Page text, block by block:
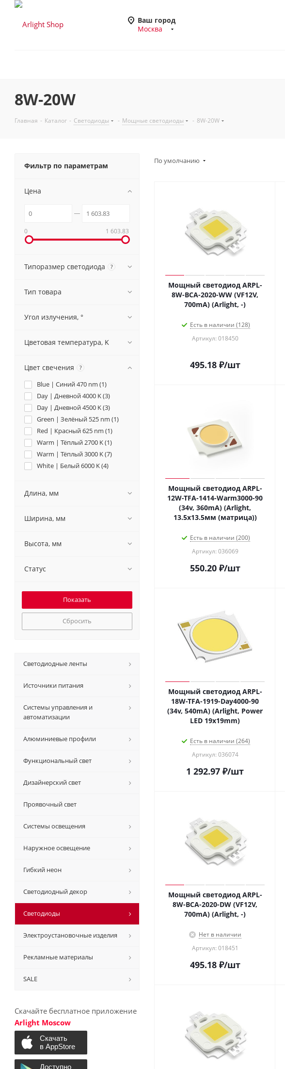
Ваш город
Москва
8W-20W
Главная - Каталог - Светодиоды - Мощные светодиоды - 8W-20W
По умолчанию
Мощный светодиод ARPL-
8W-BCA-2020-WW (VF12V,
700mA) (Arlight, -)
Есть в наличии (128)
Артикул: 018450
495.18₽/шт
Мощный светодиод ARPL-
12W-TFA-1414-Warm3000-90
(34v, 360mA) (Arlight,
13.5х13.5мм (матрица))
Есть в наличии (200)
Артикул: 036069
550.20₽/шт
Мощный светодиод ARPL-
18W-TFA-1919-Day4000-90
(34v, 540mA) (Arlight, Power
LED 19х19mm)
Есть в наличии (264)
Артикул: 036074
1 292.97 ₽/шт
Мощный светодиод ARPL-
8W-BCA-2020-DW (VF12V,
700mA) (Arlight, -)
Нет в наличии
Артикул: 018451
495.18₽/шт
Фильтр по параметрам
Цена
0 1 603.83
Типоразмер светодиода ?
Тип товара
Угол излучения, °
Цветовая температура, K
Цвет свечения ?
Blue | Синий 470 nm (1)
Day | Дневной 4000 K (3)
Day | Дневной 4500 K (3)
Green | Зелёный 525 nm (1)
Red | Красный 625 nm (1)
Warm | Тёплый 2700 K (1)
Warm | Тёплый 3000 K (7)
White | Белый 6000 K (4)
Длина, мм
Ширина, мм
Высота, мм
Статус
Сбросить
Светодиодные ленты
Источники питания
Системы управления и
автоматизации
Алюминиевые профили
Функциональный свет
Дизайнерский свет
Проявочный свет
Системы освещения
Наружное освещение
Гибкий неон
Светодиодный декор
Светодиоды
Электроустановочные изделия
Рекламные материалы
SALE
Скачайте бесплатное приложение
Arlight Moscow